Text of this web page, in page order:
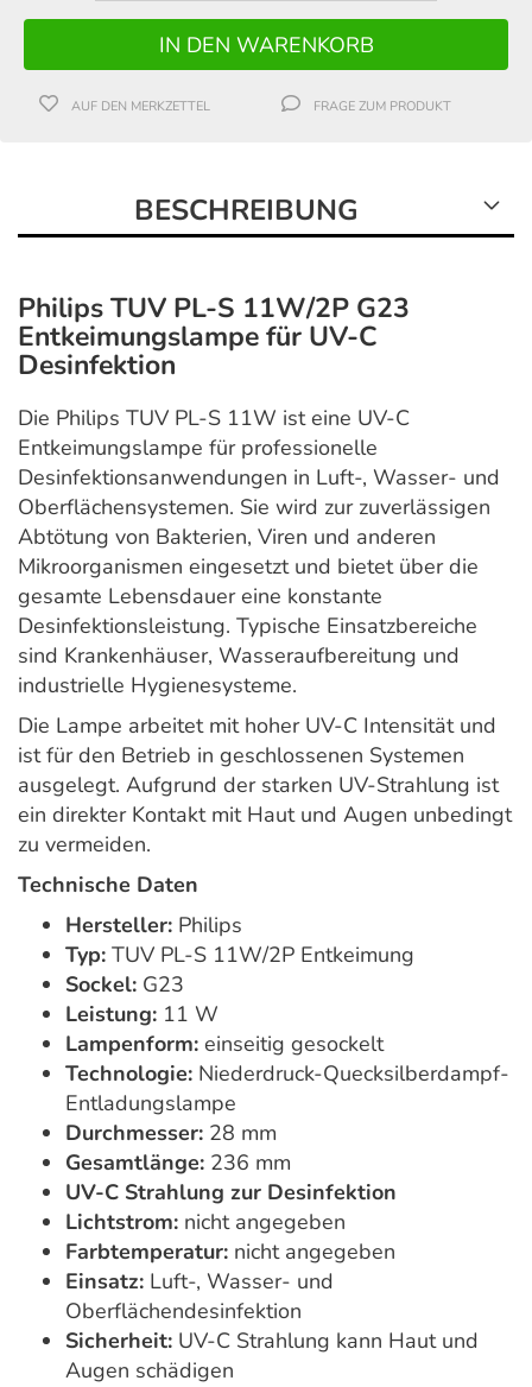
AUF DEN MERKZETTEL FRAGE ZUM PRODUKT
BESCHREIBUNG
Philips TUV PL-S 11W/2P G23
Entkeimungslampe für UV-C
Desinfektion
Die Philips TUV PL-S 11W ist eine UV-C
Entkeimungslampe für professionelle
Desinfektionsanwendungen in Luft-, Wasser- und
Oberflächensystemen. Sie wird zur zuverlässigen
Abtötung von Bakterien, Viren und anderen
Mikroorganismen eingesetzt und bietet über die
gesamte Lebensdauer eine konstante
Desinfektionsleistung. Typische Einsatzbereiche
sind Krankenhäuser, Wasseraufbereitung und
industrielle Hygienesysteme.
Die Lampe arbeitet mit hoher UV-C Intensität und
ist für den Betrieb in geschlossenen Systemen
ausgelegt. Aufgrund der starken UV-Strahlung ist
ein direkter Kontakt mit Haut und Augen unbedingt
zu vermeiden.
Technische Daten
Hersteller: Philips
Typ: TUV PL-S 11W/2P Entkeimung
Sockel: G23
Leistung: 11 W
Lampenform: einseitig gesockelt
Technologie: Niederdruck-Quecksilberdampf-
Entladungslampe
Durchmesser: 28 mm
Gesamtlänge: 236 mm
UV-C Strahlung zur Desinfektion
Lichtstrom: nicht angegeben
Farbtemperatur: nicht angegeben
Einsatz: Luft-, Wasser- und
Oberflächendesinfektion
Sicherheit: UV-C Strahlung kann Haut und
Augen schädigen